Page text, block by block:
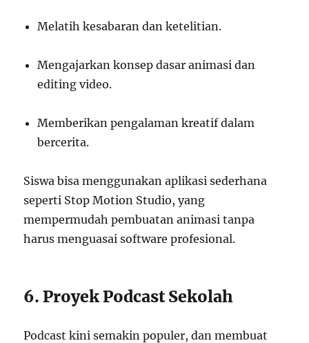
Melatih kesabaran dan ketelitian.
Mengajarkan konsep dasar animasi dan
editing video.
Memberikan pengalaman kreatif dalam
bercerita.
Siswa bisa menggunakan aplikasi sederhana
seperti Stop Motion Studio, yang
mempermudah pembuatan animasi tanpa
harus menguasai software profesional.
6. Proyek Podcast Sekolah
Podcast kini semakin populer, dan membuat